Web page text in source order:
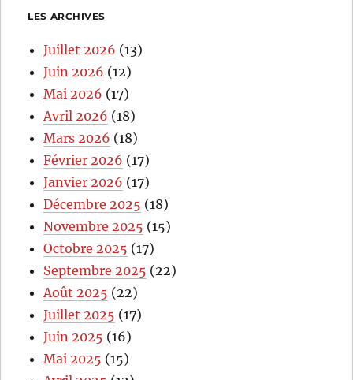
LES ARCHIVES
Juillet 2026 (13)
Juin 2026 (12)
Mai 2026 (17)
Avril 2026 (18)
Mars 2026 (18)
Février 2026 (17)
Janvier 2026 (17)
Décembre 2025 (18)
Novembre 2025 (15)
Octobre 2025 (17)
Septembre 2025 (22)
Août 2025 (22)
Juillet 2025 (17)
Juin 2025 (16)
Mai 2025 (15)